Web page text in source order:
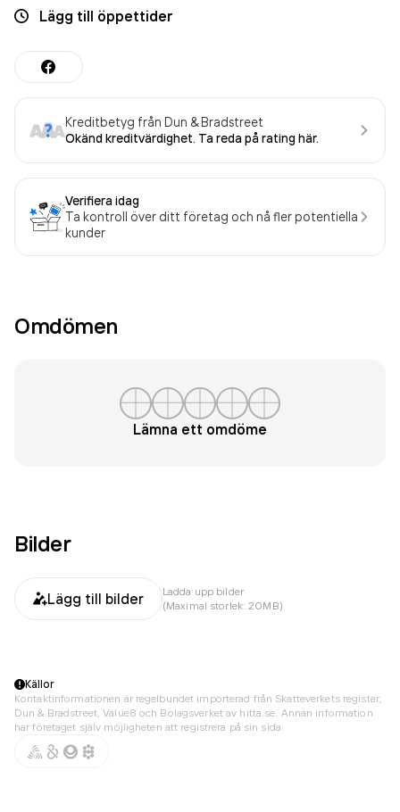
Lägg till öppettider
Kreditbetyg från Dun & Bradstreet
Okänd kreditvärdighet. Ta reda på rating här.
Verifiera idag
Ta kontroll över ditt företag och nå fler potentiella
kunder
Omdömen
Lämna ett omdöme
Bilder
Lägg till bilder
Ladda upp bilder
(Maximal storlek: 20MB)
Källor
Kontaktinformationen är regelbundet importerad från Skatteverkets register,
Dun & Bradstreet, Value8 och Bolagsverket av hitta.se. Annan information
har företaget själv möjligheten att registrera på sin sida.